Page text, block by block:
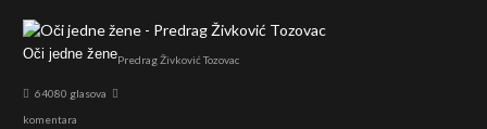
Oči jedne ženePredrag Živković Tozovac
64080 glasova
komentara